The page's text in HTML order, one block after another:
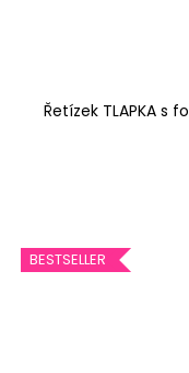
Řetízek TLAPKA s
BESTSELLER